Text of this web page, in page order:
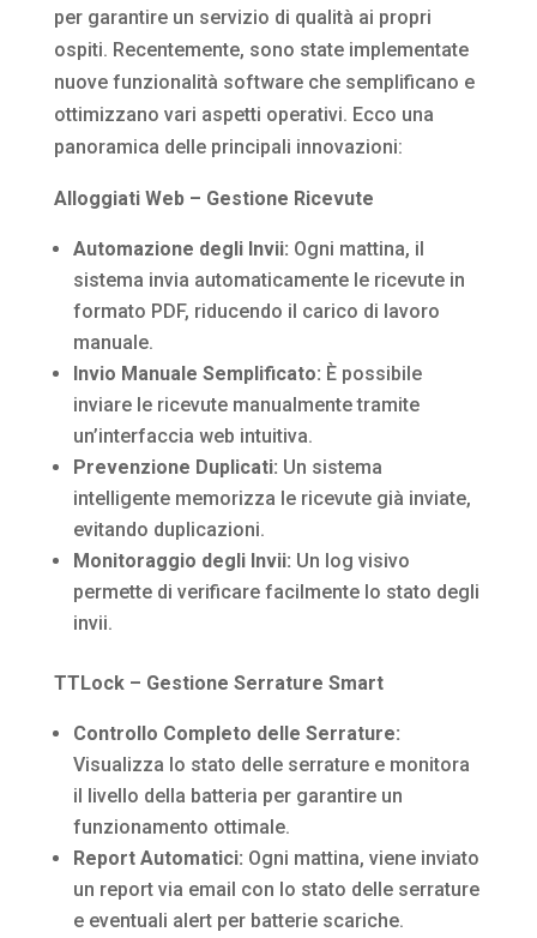
per garantire un servizio di qualità ai propri
ospiti. Recentemente, sono state implementate
nuove funzionalità software che semplificano e
ottimizzano vari aspetti operativi. Ecco una
panoramica delle principali innovazioni:​
Alloggiati Web – Gestione Ricevute
Automazione degli Invii: Ogni mattina, il
sistema invia automaticamente le ricevute in
formato PDF, riducendo il carico di lavoro
manuale.
Invio Manuale Semplificato: È possibile
inviare le ricevute manualmente tramite
un’interfaccia web intuitiva.
Prevenzione Duplicati: Un sistema
intelligente memorizza le ricevute già inviate,
evitando duplicazioni.
Monitoraggio degli Invii: Un log visivo
permette di verificare facilmente lo stato degli
invii.
TTLock – Gestione Serrature Smart
Controllo Completo delle Serrature:
Visualizza lo stato delle serrature e monitora
il livello della batteria per garantire un
funzionamento ottimale.
Report Automatici: Ogni mattina, viene inviato
un report via email con lo stato delle serrature
e eventuali alert per batterie scariche.